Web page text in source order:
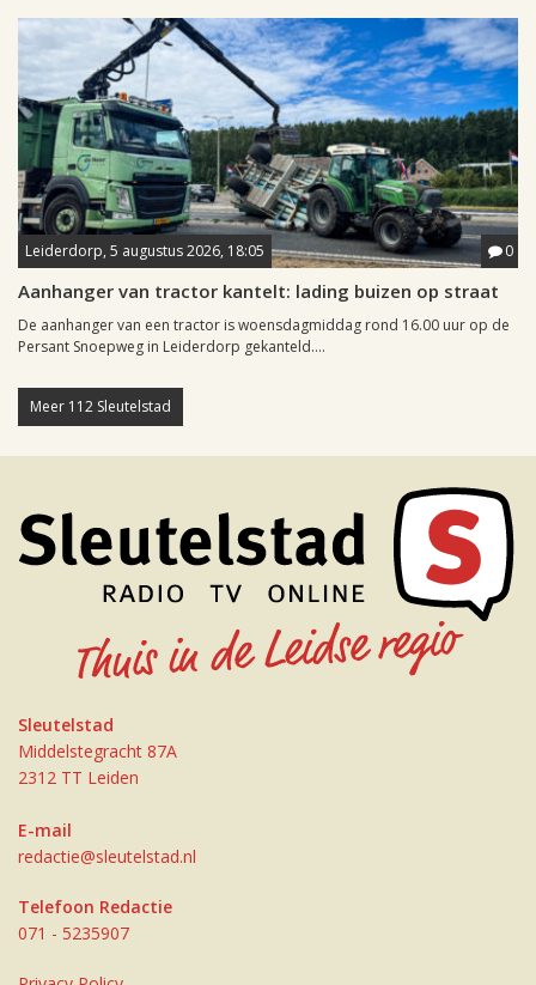
Leiderdorp, 5 augustus 2026, 18:05 0
Aanhanger van tractor kantelt: lading buizen op straat
De aanhanger van een tractor is woensdagmiddag rond 16.00 uur op de
Persant Snoepweg in Leiderdorp gekanteld....
Meer 112 Sleutelstad
Sleutelstad
Middelstegracht 87A
2312 TT Leiden
E-mail
redactie@sleutelstad.nl
Telefoon Redactie
071 - 5235907